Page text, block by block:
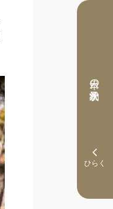
本日の予約状況